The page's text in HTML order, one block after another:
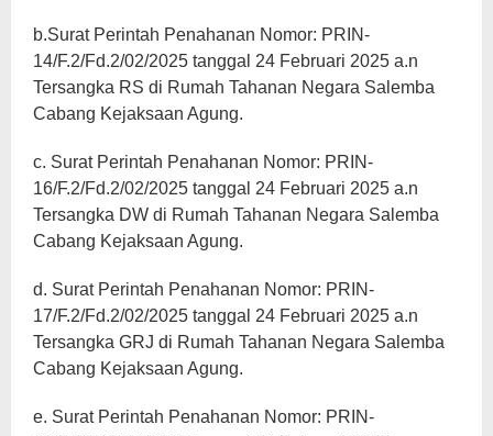
b.Surat Perintah Penahanan Nomor: PRIN-
14/F.2/Fd.2/02/2025 tanggal 24 Februari 2025 a.n
Tersangka RS di Rumah Tahanan Negara Salemba
Cabang Kejaksaan Agung.
c. Surat Perintah Penahanan Nomor: PRIN-
16/F.2/Fd.2/02/2025 tanggal 24 Februari 2025 a.n
Tersangka DW di Rumah Tahanan Negara Salemba
Cabang Kejaksaan Agung.
d. Surat Perintah Penahanan Nomor: PRIN-
17/F.2/Fd.2/02/2025 tanggal 24 Februari 2025 a.n
Tersangka GRJ di Rumah Tahanan Negara Salemba
Cabang Kejaksaan Agung.
e. Surat Perintah Penahanan Nomor: PRIN-